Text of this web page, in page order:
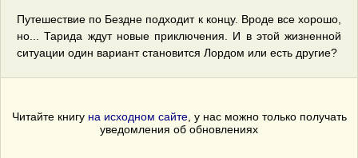
Путешествие по Бездне подходит к концу. Вроде все хорошо,
но... Тарида ждут новые приключения. И в этой жизненной
ситуации один вариант становится Лордом или есть другие?
Читайте книгу на исходном сайте, у нас можно только получать
уведомления об обновлениях